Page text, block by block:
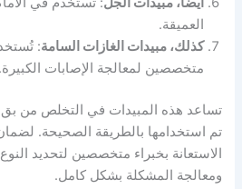
العميقة.
كذلك، مبيدات الغازات السامة:
متخصصين لمعالجة الإصابات الكبيرة.
تساعد هذه المبيدات في التخلص من بق
تم استخدامها بالطريقة الصحيحة.
الاستعانة بخبراء متخصصين لتحديد
ومعالجة المشكلة بشكل كامل.